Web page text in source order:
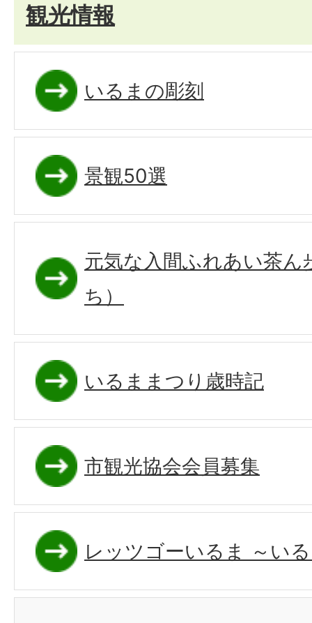
観光情報
いるまの彫刻
景観50選
元気な入間ふれあい茶ん
ち）
いるままつり歳時記
市観光協会会員募集
レッツゴーいるま ～い